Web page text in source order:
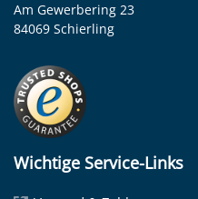
Am Gewerbering 23
84069 Schierling
Wichtige Service-Links